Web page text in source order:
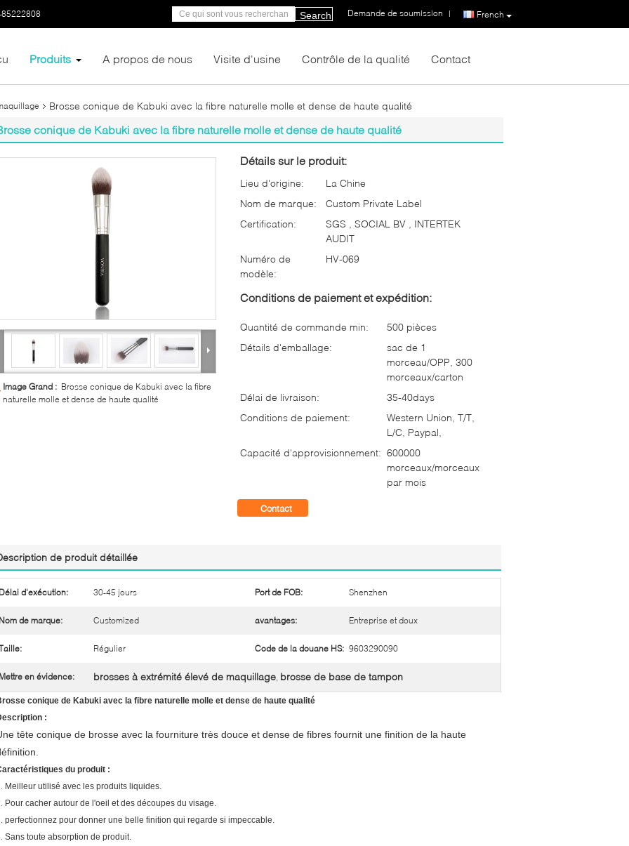
French
Demande de soumission |
Search
Produits A propos de nous Visite d'usine Contrôle de la qualité Contact
Brosse conique de Kabuki avec la fibre naturelle molle et dense de haute qualité
conique de Kabuki avec la fibre naturelle molle et dense de haute qualité
Image Grand : Brosse conique de Kabuki avec la fibre
naturelle molle et dense de haute qualité
Détails sur le produit:
Lieu d'origine:
La Chine
Nom de marque:
Custom Private Label
Certification:
SGS , SOCIAL BV , INTERTEK
AUDIT
Numéro de
modèle:
HV-069
Conditions de paiement et expédition:
Quantité de commande min:
500 pièces
Détails d'emballage:
sac de 1
morceau/OPP, 300
morceaux/carton
Délai de livraison:
35-40days
Conditions de paiement:
Western Union, T/T,
L/C, Paypal,
Capacité d'approvisionnement: 600000
morceaux/morceaux
par mois
Contact
de produit détaillée
d'exécution: 30-45 jours Port de FOB: Shenzhen
de marque: Customized avantages: Entreprise et doux
Régulier Code de la douane HS: 9603290090
en évidence: brosses à extrémité élevé de maquillage, brosse de base de tampon
conique de Kabuki avec la fibre naturelle molle et dense de haute qualité
:
tête conique de brosse avec la fourniture très douce et dense de fibres fournit une finition de la haute
du produit :
Meilleur utilisé avec les produits liquides.
Pour cacher autour de l'oeil et des découpes du visage.
perfectionnez pour donner une belle finition qui regarde si impeccable.
Sans toute absorption de produit.